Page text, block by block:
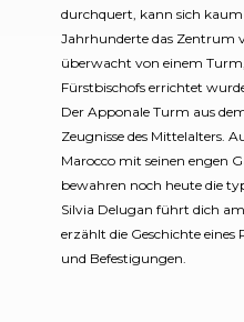
durchquert, kann sich kaum
Jahrhunderte das Zentrum
überwacht von einem
Fürstbischofs errichtet
Der Apponale Turm aus
Zeugnisse des Mittelalters.
Marocco mit seinen engen
bewahren noch heute die
Silvia Delugan führt dich
erzählt die Geschichte
und Befestigungen.